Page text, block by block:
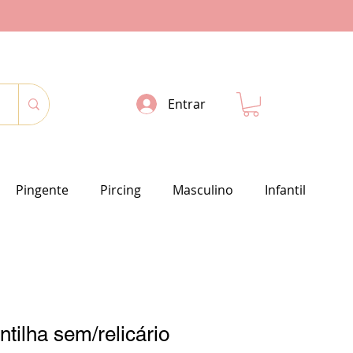
Entrar
Pingente Pircing Masculino Infantil
sem/relicário